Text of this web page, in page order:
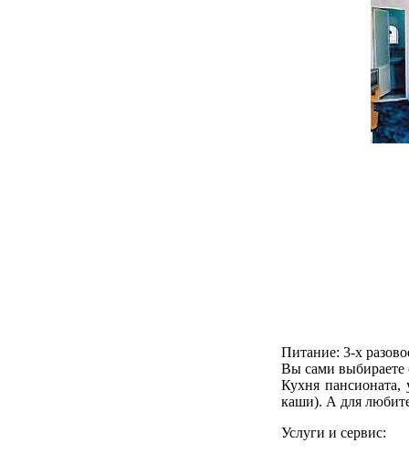
Питание: 3-х
Вы сами выбираете
Кухня пансионата,
каши). А для
Услуги и сервис: